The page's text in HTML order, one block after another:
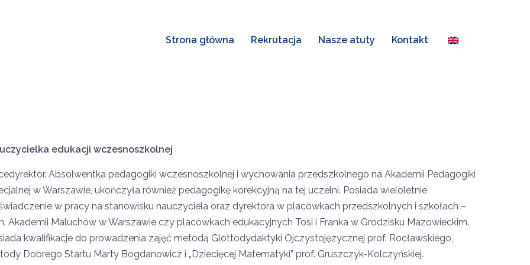
Strona główna Rekrutacja Nasze atuty Kontakt
edukacji wczesnoszkolnej
Absolwentka pedagogiki wczesnoszkolnej i wychowania przedszkolnego na Akademii Pedagogiki
w Warszawie, ukończyła również pedagogikę korekcyjną na tej uczelni. Posiada wieloletnie
w pracy na stanowisku nauczyciela oraz dyrektora w placówkach przedszkolnych i szkołach –
Akademii Maluchów w Warszawie czy placówkach edukacyjnych Tosi i Franka w Grodzisku Mazowieckim.
kwalifikacje do prowadzenia zajęć metodą Glottodydaktyki Ojczystojęzycznej prof. Rocławskiego,
Dobrego Startu Marty Bogdanowicz i „Dziecięcej Matematyki” prof. Gruszczyk-Kolczyńskiej.